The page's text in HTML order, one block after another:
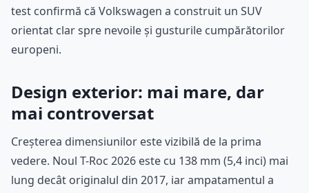
test confirmă că Volkswagen a construit un SUV
orientat clar spre nevoile și gusturile cumpărătorilor
europeni.
Design exterior: mai mare, dar
mai controversat
Creșterea dimensiunilor este vizibilă de la prima
vedere. Noul T-Roc 2026 este cu 138 mm (5,4 inci) mai
lung decât originalul din 2017, iar ampatamentul a